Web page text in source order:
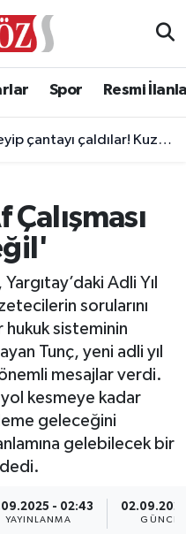
Spor Resmi
çaldılar! Kuzenler tutuklandı
Adli Yıl
sorularını
hukuk sisteminin
Tunç, yeni adli yıl
mesajlar verdi.
kesmeye kadar
geleceğini
gelebilecek bir
- 02:43
YAYINLANMA
Fikstür